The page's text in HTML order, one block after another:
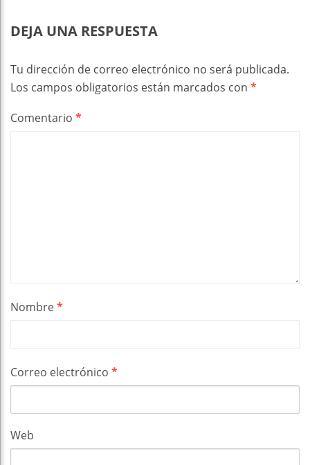
DEJA UNA RESPUESTA
Tu dirección de correo electrónico no será publicada.
Los campos obligatorios están marcados con *
Comentario *
Nombre*
Correo electrónico *
Web